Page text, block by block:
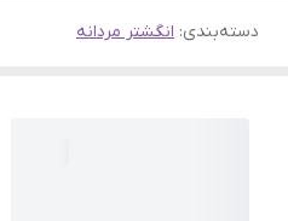
دسته‌بندی: انگشتر مردانه